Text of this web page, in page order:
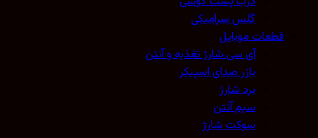
گلس سرامیکی
قطعات موبایل
آی سی شارژ تغذیه و آنتن
بازر صدای اسپیکر
برد شارژ
سیم آنتن
سوکت شارژ